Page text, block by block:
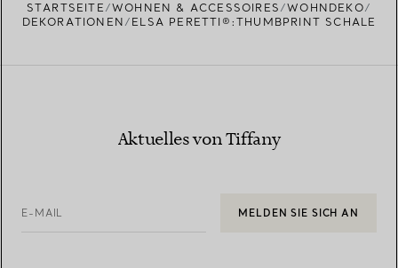
STARTSEITE WOHNEN & ACCESSOIRES
WOHNDEKO
DEKORATIONEN
ELSA PERETTI®:THUMBPRINT SCHALE
Aktuelles von Tiffany
E-MAIL MELDEN SIE SICH AN